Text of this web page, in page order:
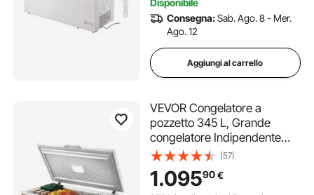
Disponibile
Consegna:Sab. Ago. 8 - Mer.
Ago. 12
Aggiungi al carrello
VEVOR Congelatore a
pozzetto 345 L, Grande
congelatore Indipendente
con 4 cestelli rimovibili, Porta
superiore aperta con
coperchio, Temperatura
(57)
1.09590€